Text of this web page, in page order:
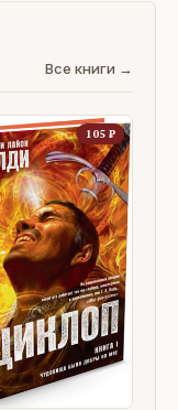
Все книги →
105 ₽